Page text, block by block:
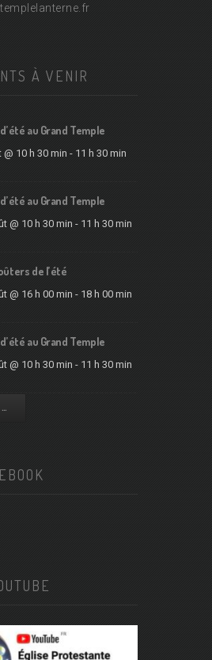
templelanterne.fr
À VENIR
au Grand Temple
@ 10 h 30 min - 11 h 30 min
au Grand Temple
@ 10 h 30 min - 11 h 30 min
de l’été
@ 16 h 00 min - 18 h 00 min
au Grand Temple
@ 10 h 30 min - 11 h 30 min